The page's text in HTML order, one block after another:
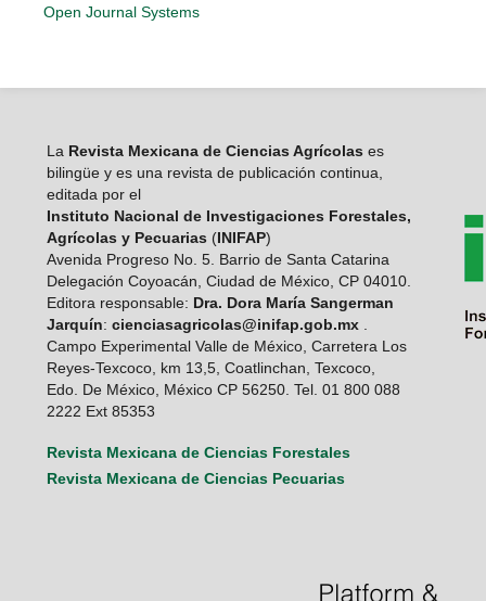
Open Journal Systems
La Revista Mexicana de Ciencias Agrícolas es
bilingüe y es una revista de publicación continua,
editada por el
Instituto Nacional de Investigaciones Forestales,
Agrícolas y Pecuarias (INIFAP)
Avenida Progreso No. 5. Barrio de Santa Catarina
Delegación Coyoacán, Ciudad de México, CP 04010.
Editora responsable: Dra. Dora María Sangerman
Jarquín: cienciasagricolas@inifap.gob.mx.
Campo Experimental Valle de México, Carretera Los
Reyes-Texcoco, km 13,5, Coatlinchan, Texcoco,
Edo. De México, México CP 56250. Tel. 01 800 088
2222 Ext 85353
Revista Mexicana de Ciencias Forestales
Revista Mexicana de Ciencias Pecuarias